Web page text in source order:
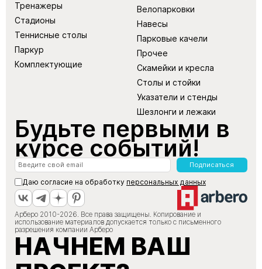
Тренажеры
Стадионы
Теннисные столы
Паркур
Комплектующие
Велопарковки
Навесы
Парковые качели
Прочее
Скамейки и кресла
Столы и стойки
Указатели и стенды
Шезлонги и лежаки
Будьте первыми в
курсе событий!
Подписаться
Даю согласие на обработку персональных данных
Арберо 2010-2026. Все права защищены. Копирование и
использование материалов допускается только с письменного
разрешения компании Арберо
НАЧНЕМ ВАШ